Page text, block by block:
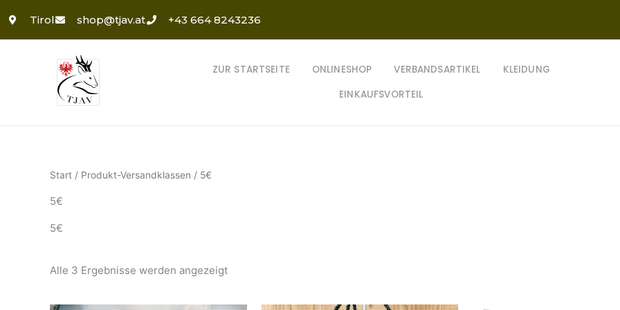
Inhalt
springen
Tirol shop@tjav.at +43 664 8243236
ZUR STARTSEITE ONLINESHOP VERBANDSARTIKEL
KLEIDUNG
EINKAUFSVORTEIL
Start / Produkt-Versandklassen / 5€
5€
5€
Alle 3 Ergebnisse werden angezeigt